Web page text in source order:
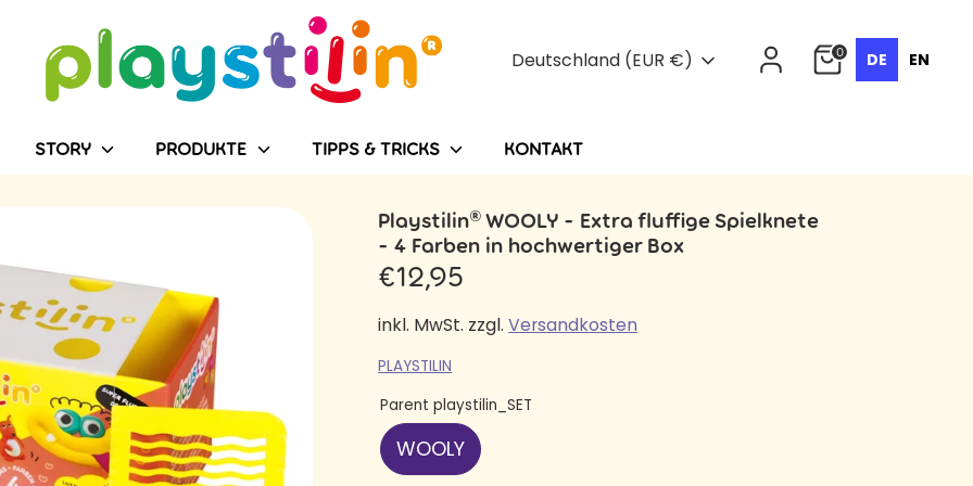
Durchsuchen
Sie
Shop
Währung
Deutschland (EUR €) 0 DE EN
STORY PRODUKTE TIPPS & TRICKS KONTAKT
Playstilin® WOOLY - Extra fluffige Spielknete
- 4 Farben in hochwertiger Box
€12,95
inkl. MwSt. zzgl.Versandkosten
PLAYSTILIN
Parent playstilin_SET
WOOLY